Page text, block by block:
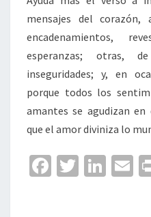
mensajes del corazón,
encadenamientos,
esperanzas; otras,
inseguridades; y, en
porque todos los
amantes se agudizan en
que el amor diviniza lo
Fa T
Li
E